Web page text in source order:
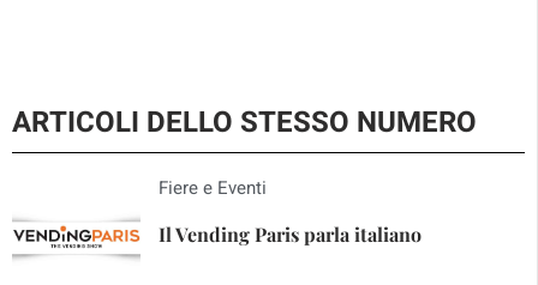
ARTICOLI DELLO STESSO NUMERO
Fiere e Eventi
Il Vending Paris parla italiano